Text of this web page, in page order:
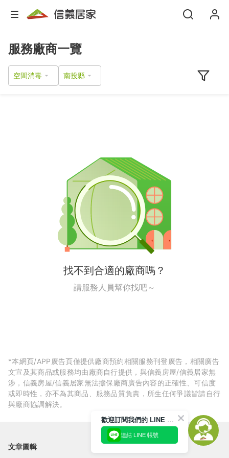
服務廠商一覽
空間消毒
找不到合適的廠商嗎？
請服務人員幫你找吧～
*本網頁/APP廣告頁僅提供廠商預約相關服務刊登廣告，相關廣告
文宣及其商品或服務均由廠商自行提供，與信義房屋/信義居家無
涉，信義房屋/信義居家無法擔保廠商廣告內容的正確性、可信度
或即時性，亦不為其商品、服務品質負責，所生任何爭議皆請自行
與廠商協調解決。
文章圖輯
歡迎訂閱我們的 LINE 官方帳號
連結 LINE 帳號